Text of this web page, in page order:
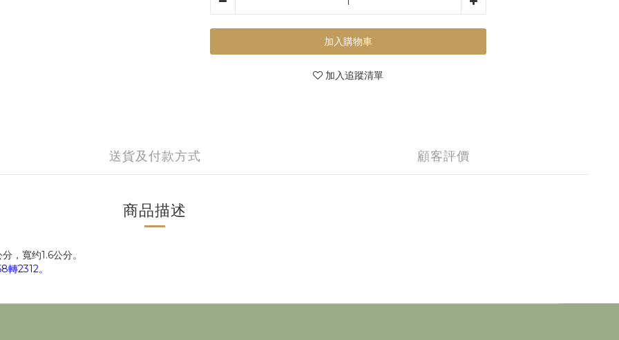
加入購物車
加入追蹤清單
送貨及付款方式 顧客評價
商品描述
，寬约1.6公分。
2312。